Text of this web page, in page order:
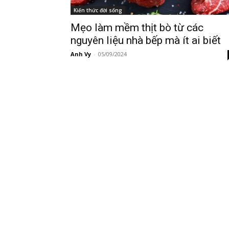
Kiến thức đời sống
Mẹo làm mềm thịt bò từ các
nguyên liệu nhà bếp mà ít ai biết
Anh Vy - 05/09/2024